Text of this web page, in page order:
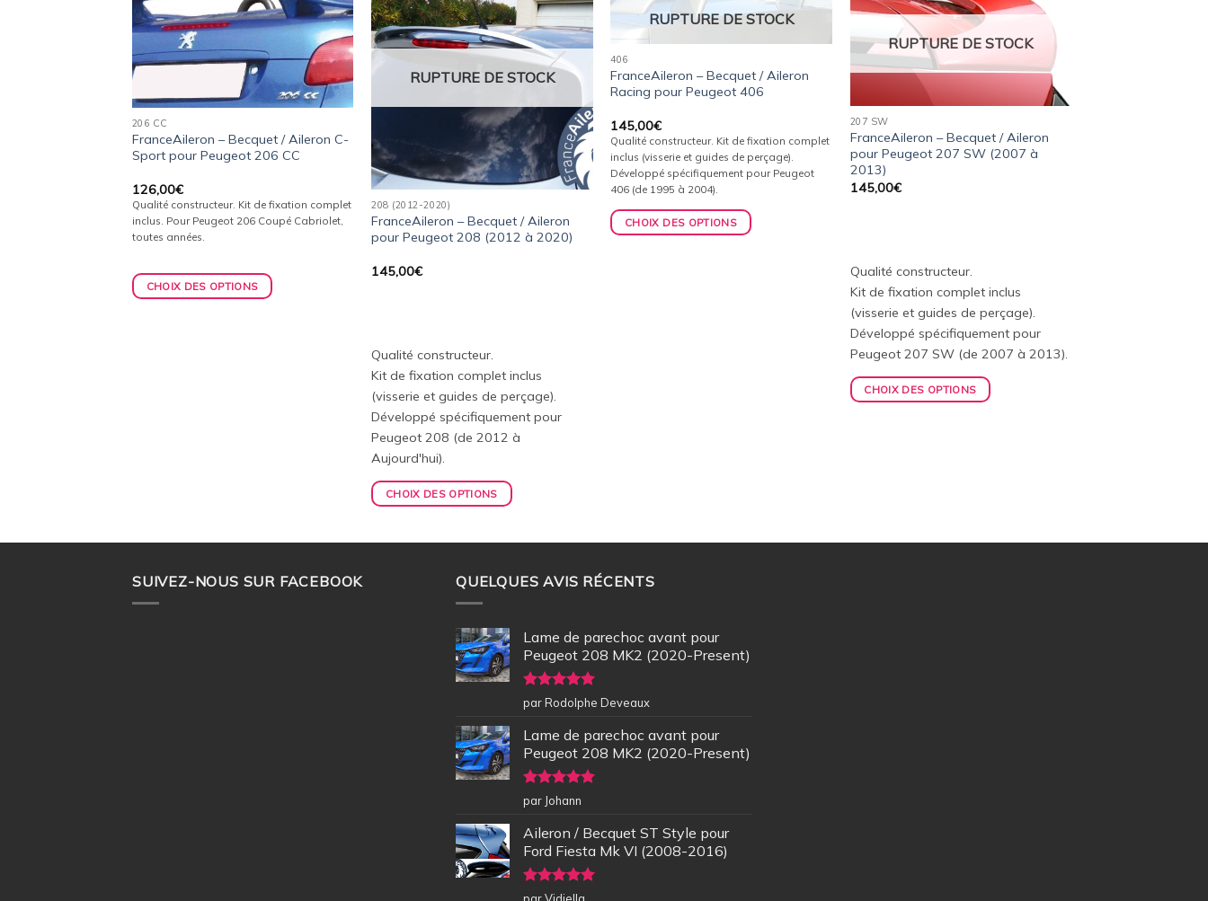
Ajouter
à la
wishlist
206 CC
FranceAileron – Becquet / Aileron C-
Sport pour Peugeot 206 CC
126,00€
Qualité constructeur. Kit de fixation complet
inclus. Pour Peugeot 206 Coupé Cabriolet,
toutes années.
CHOIX DES OPTIONS
Ajouter
à la
wishlist
RUPTURE DE STOCK
208 (2012-2020)
FranceAileron – Becquet / Aileron
pour Peugeot 208 (2012 à 2020)
145,00€
Qualité constructeur.
Kit de fixation complet inclus
(visserie et guides de perçage).
Développé spécifiquement pour
Peugeot 208 (de 2012 à
Aujourd'hui).
CHOIX DES OPTIONS
Ajouter
à la
wishlist
RUPTURE DE STOCK
406
FranceAileron – Becquet / Aileron
Racing pour Peugeot 406
145,00€
Qualité constructeur. Kit de fixation complet
inclus (visserie et guides de perçage).
Développé spécifiquement pour Peugeot
406 (de 1995 à 2004).
CHOIX DES OPTIONS
Ajouter
à la
wishlist
RUPTURE DE STOCK
207 SW
FranceAileron – Becquet / Aileron
pour Peugeot 207 SW (2007 à
2013)
145,00€
Qualité constructeur.
Kit de fixation complet inclus
(visserie et guides de perçage).
Développé spécifiquement pour
Peugeot 207 SW (de 2007 à 2013).
CHOIX DES OPTIONS
SUIVEZ-NOUS SUR FACEBOOK QUELQUES AVIS RÉCENTS
Lame de parechoc avant pour
Peugeot 208 MK2 (2020-Present)
Note5sur
5
par Rodolphe Deveaux
Lame de parechoc avant pour
Peugeot 208 MK2 (2020-Present)
Note5sur
5
par Johann
Aileron / Becquet ST Style pour
Ford Fiesta Mk VI (2008-2016)
Note5sur